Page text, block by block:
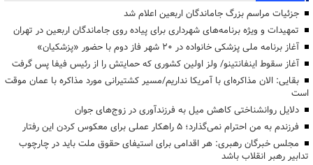
جزئیات مراسم بزرگ جاماندگان اربعین اعلام شد
تمهیدات و ویژه برنامه‌های شهرداری برای پیاده روی جاماندگان اربعین در تهران
آغاز برنامه ملی پزشکی خانواده در ۲۰ شهر فاز دوم با حضور «پزشکیان»
آغاز سقوط اینفانتینو/ ولز اولین کشوری که حمایتش را از رئیس فیفا پس گرفت
بقایی: الان مذاکره‌ای با آمریکا نداریم/مسیر کشتیرانی مورد مذاکره با عمان موقت
است
دلایل روانشناختی کاهش میل به فرزندآوری در زوج‌های جوان
فرزندم به من احترام نمی‌گذارد؛ ۵ راهکار عملی برای معکوس کردن این رفتار
مجلس خبرگان رهبری: هر اقدامی برای استیفای حقوق ملت باید در چارچوب
تدابیر رهبر انقلاب باشد